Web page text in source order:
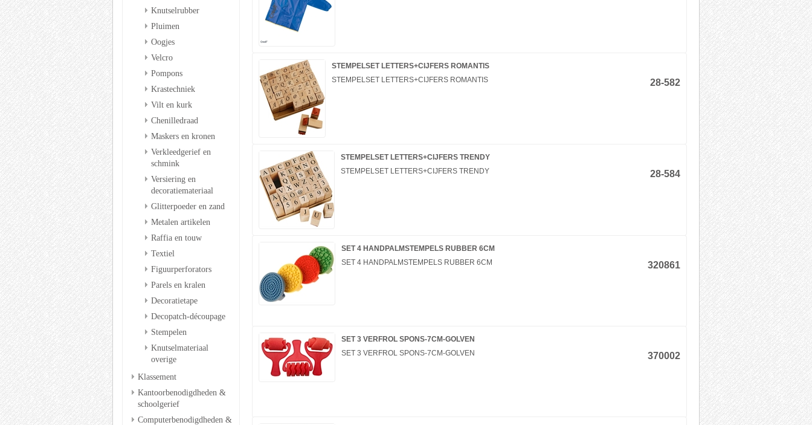
Knutselrubber
Pluimen
Oogjes
Velcro
Pompons
Krastechniek
Vilt en kurk
Chenilledraad
Maskers en kronen
Verkleedgerief en
schmink
Versiering en
decoratiemateriaal
Glitterpoeder en zand
Metalen artikelen
Raffia en touw
Textiel
Figuurperforators
Parels en kralen
Decoratietape
Decopatch-découpage
Stempelen
Knutselmateriaal
overige
Klassement
Kantoorbenodigdheden &
schoolgerief
Computerbenodigdheden &
STEMPELSET LETTERS+CIJFERS ROMANTIS
STEMPELSET LETTERS+CIJFERS ROMANTIS
28-582
STEMPELSET LETTERS+CIJFERS TRENDY
STEMPELSET LETTERS+CIJFERS TRENDY
28-584
SET 4 HANDPALMSTEMPELS RUBBER 6CM
SET 4 HANDPALMSTEMPELS RUBBER 6CM
320861
SET 3 VERFROL SPONS-7CM-GOLVEN
SET 3 VERFROL SPONS-7CM-GOLVEN
370002